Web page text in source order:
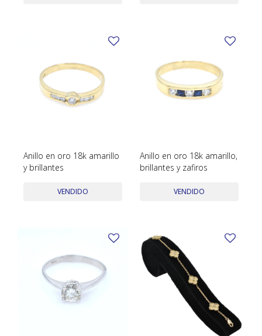
Anillo en oro 18k amarillo
y brillantes
VENDIDO
Anillo en oro 18k amarillo,
brillantes y zafiros
VENDIDO